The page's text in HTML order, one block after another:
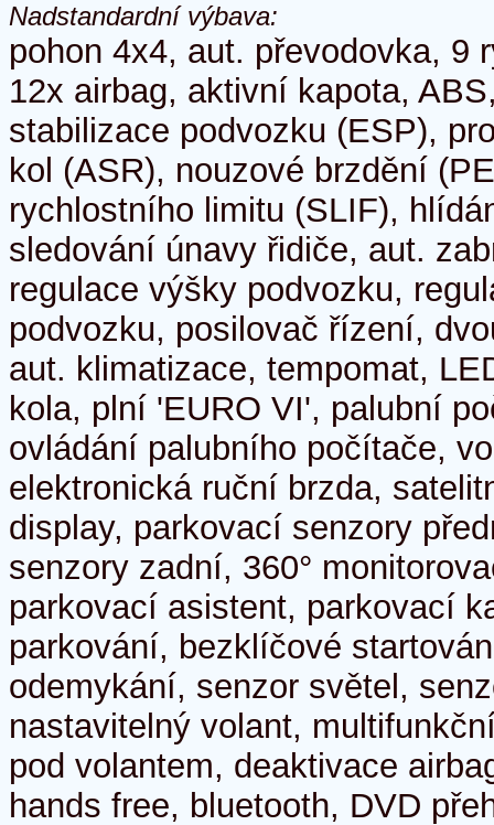
Nadstandardní výbava:
pohon 4x4, aut. převodovka, 9
12x airbag, aktivní kapota,
stabilizace podvozku (ESP),
kol (ASR), nouzové brzdění
rychlostního limitu (SLIF),
sledování únavy řidiče, aut.
regulace výšky podvozku,
podvozku, posilovač řízení,
aut. klimatizace, tempomat,
kola, plní 'EURO VI', palubní
ovládání palubního počítače,
elektronická ruční brzda,
display, parkovací senzory
senzory zadní, 360°
parkovací asistent, parkovací
parkování, bezklíčové
odemykání, senzor světel,
nastavitelný volant,
pod volantem, deaktivace
hands free, bluetooth, DVD